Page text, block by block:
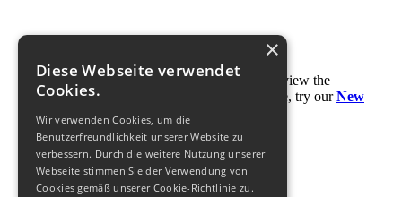
VisitorsYou do not have access to view the
information from this section. Please, try ourNew
© 2011-2026
×
Diese Webseite verwendet
Cookies.
Wir verwenden Cookies, um die
Benutzerfreundlichkeit unserer Website zu
verbessern. Durch die weitere Nutzung unserer
Webseite stimmen Sie der Verwendung von
Cookies gemäß unserer Cookie-Richtlinie zu.